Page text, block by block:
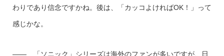
わりであり信念ですかね。後は、「カッコよければOK！」って
感じかな。
—— 「ソニック」シリーズは海外のファンが多いですが、日